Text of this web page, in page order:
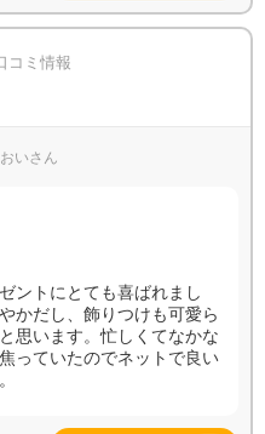
コミ情報
いさん
ントにとても喜ばれまし
かだし、飾りつけも可愛ら
思います。忙しくてなかな
っていたのでネットで良い